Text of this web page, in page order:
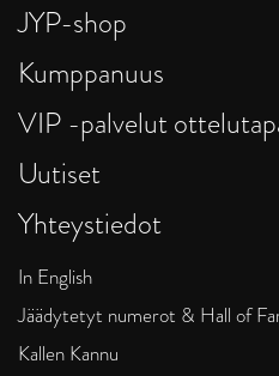
JYP-shop
Kumppanuus
VIP -palvelut
Uutiset
Yhteystiedot
In English
Jäädytetyt numerot & Hall of
Kallen Kannu